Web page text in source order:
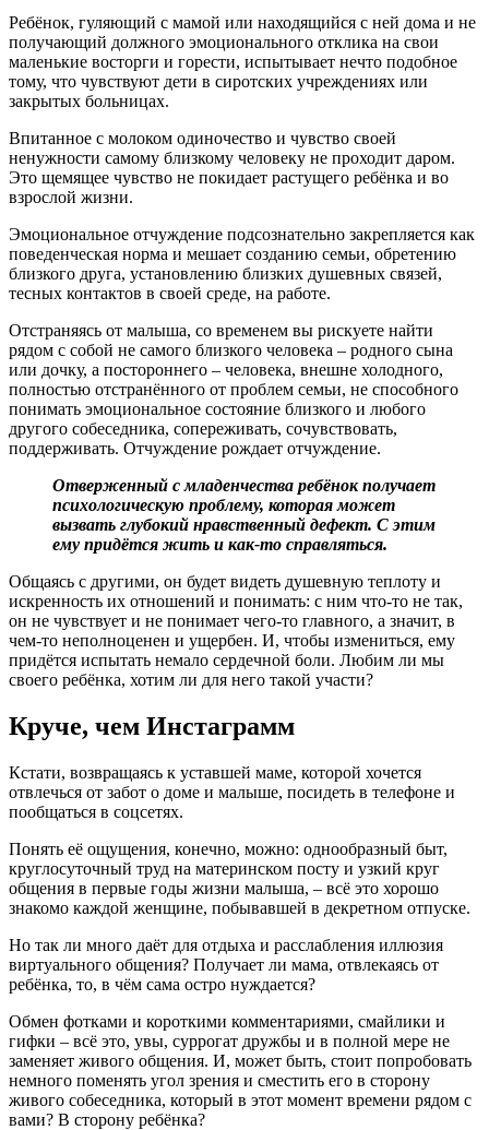
Ребёнок, гуляющий с мамой или находящийся с ней дома и не
получающий должного эмоционального отклика на свои
маленькие восторги и горести, испытывает нечто подобное
тому, что чувствуют дети в сиротских учреждениях или
закрытых больницах.
Впитанное с молоком одиночество и чувство своей
ненужности самому близкому человеку не проходит даром.
Это щемящее чувство не покидает растущего ребёнка и во
взрослой жизни.
Эмоциональное отчуждение подсознательно закрепляется как
поведенческая норма и мешает созданию семьи, обретению
близкого друга, установлению близких душевных связей,
тесных контактов в своей среде, на работе.
Отстраняясь от малыша, со временем вы рискуете найти
рядом с собой не самого близкого человека – родного сына
или дочку, а постороннего – человека, внешне холодного,
полностью отстранённого от проблем семьи, не способного
понимать эмоциональное состояние близкого и любого
другого собеседника, сопереживать, сочувствовать,
поддерживать. Отчуждение рождает отчуждение.
Отверженный с младенчества ребёнок получает
психологическую проблему, которая может
вызвать глубокий нравственный дефект. С этим
ему придётся жить и как-то справляться.
Общаясь с другими, он будет видеть душевную теплоту и
искренность их отношений и понимать: с ним что-то не так,
он не чувствует и не понимает чего-то главного, а значит, в
чем-то неполноценен и ущербен. И, чтобы измениться, ему
придётся испытать немало сердечной боли. Любим ли мы
своего ребёнка, хотим ли для него такой участи?
Круче, чем Инстаграмм
Кстати, возвращаясь к уставшей маме, которой хочется
отвлечься от забот о доме и малыше, посидеть в телефоне и
пообщаться в соцсетях.
Понять её ощущения, конечно, можно: однообразный быт,
круглосуточный труд на материнском посту и узкий круг
общения в первые годы жизни малыша, – всё это хорошо
знакомо каждой женщине, побывавшей в декретном отпуске.
Но так ли много даёт для отдыха и расслабления иллюзия
виртуального общения? Получает ли мама, отвлекаясь от
ребёнка, то, в чём сама остро нуждается?
Обмен фотками и короткими комментариями, смайлики и
гифки – всё это, увы, суррогат дружбы и в полной мере не
заменяет живого общения. И, может быть, стоит попробовать
немного поменять угол зрения и сместить его в сторону
живого собеседника, который в этот момент времени рядом с
вами? В сторону ребёнка?